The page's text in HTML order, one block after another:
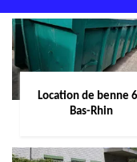
Location de benne
Bas-Rhin